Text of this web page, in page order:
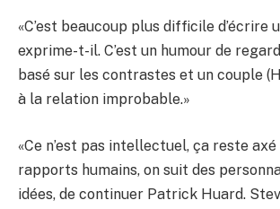
«C’est beaucoup plus difficile d’écrire
exprime-t-il. C’est un humour de
basé sur les contrastes et un couple
à la relation improbable.»
«Ce n’est pas intellectuel, ça reste
rapports humains, on suit des
idées, de continuer Patrick Huard.